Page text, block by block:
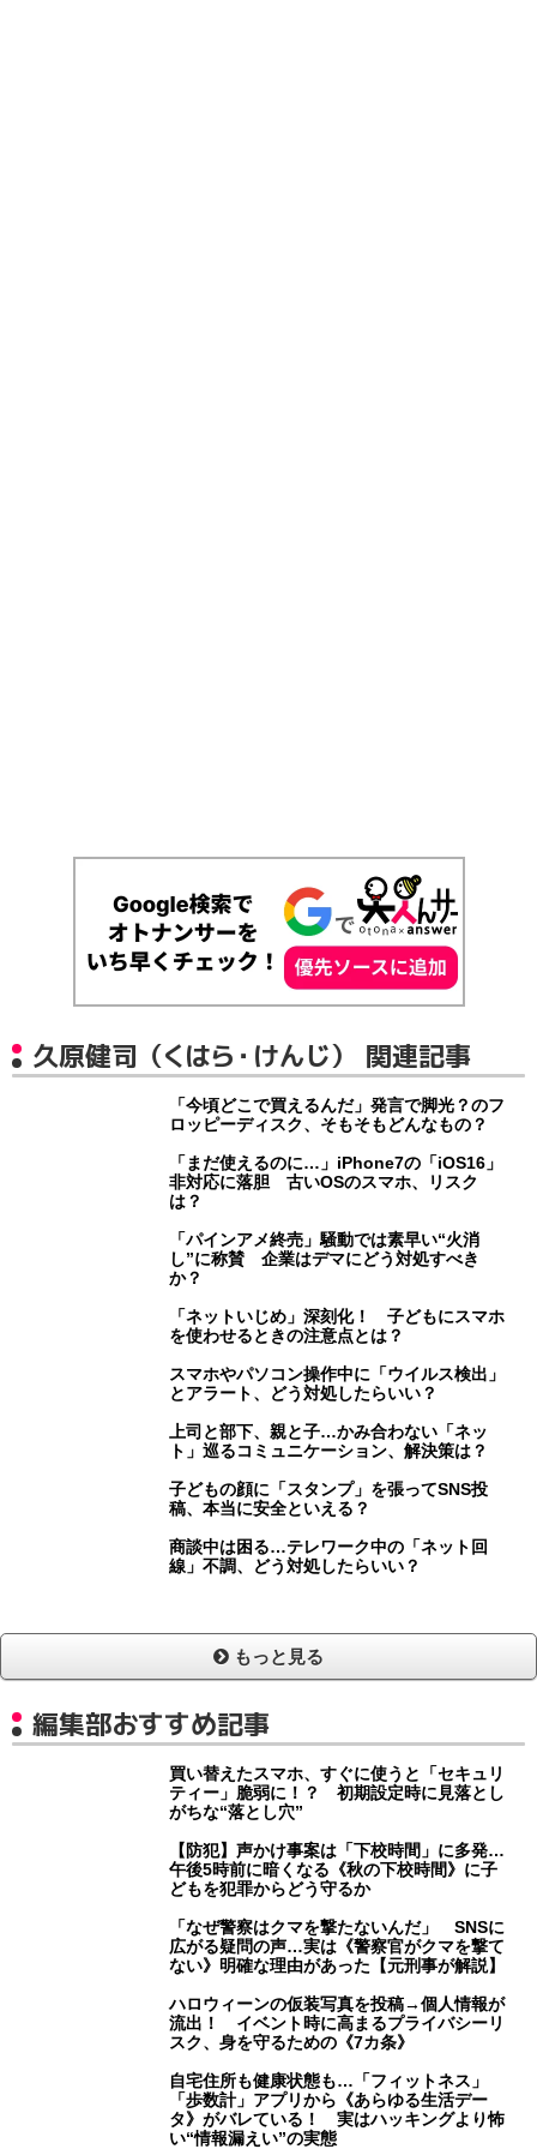
久原健司（くはら・けんじ） 関連記事
「今頃どこで買えるんだ」発言で脚光？のフ
ロッピーディスク、そもそもどんなもの？
「まだ使えるのに…」iPhone7の「iOS16」
非対応に落胆 古いOSのスマホ、リスク
は？
「パインアメ終売」騒動では素早い“火消
し”に称賛 企業はデマにどう対処すべき
か？
「ネットいじめ」深刻化！ 子どもにスマホ
を使わせるときの注意点とは？
スマホやパソコン操作中に「ウイルス検出」
とアラート、どう対処したらいい？
上司と部下、親と子…かみ合わない「ネッ
ト」巡るコミュニケーション、解決策は？
子どもの顔に「スタンプ」を張ってSNS投
稿、本当に安全といえる？
商談中は困る…テレワーク中の「ネット回
線」不調、どう対処したらいい？
もっと見る
編集部おすすめ記事
買い替えたスマホ、すぐに使うと「セキュリ
ティー」脆弱に！？ 初期設定時に見落とし
がちな“落とし穴”
【防犯】声かけ事案は「下校時間」に多発…
午後5時前に暗くなる《秋の下校時間》に子
どもを犯罪からどう守るか
「なぜ警察はクマを撃たないんだ」 SNSに
広がる疑問の声…実は《警察官がクマを撃て
ない》明確な理由があった【元刑事が解説】
ハロウィーンの仮装写真を投稿→個人情報が
流出！ イベント時に高まるプライバシーリ
スク、身を守るための《7カ条》
自宅住所も健康状態も…「フィットネス」
「歩数計」アプリから《あらゆる生活デー
タ》がバレている！ 実はハッキングより怖
い“情報漏えい”の実態